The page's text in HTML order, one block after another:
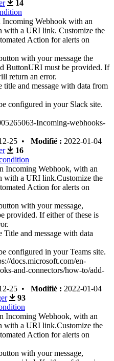
14
Incoming Webhook with an
with a URI link. Customize the
Action for alerts on
with your message the
ButtonURI must be provided. If
return an error.
and message with data from
configured in your Slack site.
Incoming-webhooks-
25 • Modifié : 2022-01-04
16
Incoming Webhook, with an
with a URI link.Customize the
Action for alerts on
with your message,
provided. If either of these is
and message with data
configured in your Teams site.
docs.microsoft.com/en-
and-connectors/how-to/add-
25 • Modifié : 2022-01-04
93
Incoming Webhook, with an
with a URI link.Customize the
Action for alerts on
with your message,